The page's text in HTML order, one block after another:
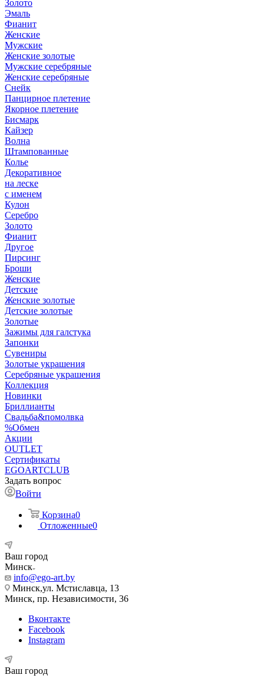
Золото
Эмаль
Фианит
Женские
Мужские
Женские золотые
Мужские серебряные
Женские серебряные
Снейк
Панцирное плетение
Якорное плетение
Бисмарк
Кайзер
Волна
Штампованные
Колье
Декоративное
на леске
с именем
Кулон
Серебро
Золото
Фианит
Другое
Пирсинг
Броши
Женские
Детские
Женские золотые
Детские золотые
Золотые
Зажимы для галстука
Запонки
Сувениры
Золотые украшения
Серебряные украшения
Коллекция
Новинки
Бриллианты
Свадьба&помолвка
%Обмен
Акции
OUTLET
Сертификаты
EGOARTCLUB
Задать вопрос
Войти
Корзина0
Отложенные0
Ваш город
Минск
info@ego-art.by
Минск,ул. Мстиславца, 13
Минск, пр. Независимости, 36
Вконтакте
Facebook
Instagram
Ваш город